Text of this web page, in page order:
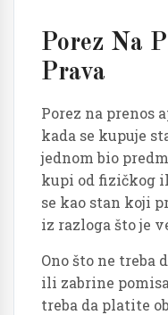
Porez Na
Prava
Porez na prenos
kada se kupuje
jednom bio
kupi od fizičkog
se kao stan koji
iz razloga što je
Ono što ne treba
ili zabrine
treba da platite